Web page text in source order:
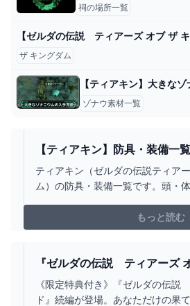
祠の場所一覧
ザ キングダム
ゾナウ素材一覧
【ティアキン】防具・装備一
【ゼルダの伝説ティアーズオ
ゲームエイト
ティアキン（ゼルダの伝説ティア
ム）の防具・装備一覧です。頭・
もっと読む
『ゼルダの伝説 ティアーズ
ム』好評販売中 ゲーム
《限定特典付き》『ゼルダの伝
ド』続編が登場。あなただけの果